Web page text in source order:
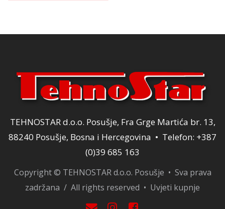
TEHNOSTAR d.o.o. Posušje, Fra Grge Martića br. 13,
88240 Posušje, Bosna i Hercegovina • Telefon: +387
(0)39 685 163
Copyright © TEHNOSTAR d.o.o. Posušje • Sva prava
zadržana / All rights reserved • Uvjeti kupnje